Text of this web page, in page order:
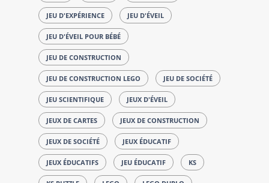
JEU D'EXPÉRIENCE JEU D'ÉVEIL
JEU D'ÉVEIL POUR BÉBÉ
JEU DE CONSTRUCTION
JEU DE CONSTRUCTION LEGO JEU DE SOCIÉTÉ
JEU SCIENTIFIQUE JEUX D'ÉVEIL
JEUX DE CARTES JEUX DE CONSTRUCTION
JEUX DE SOCIÉTÉ JEUX ÉDUCATIF
JEUX ÉDUCATIFS JEU ÉDUCATIF KS